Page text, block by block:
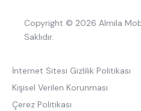
Copyright © 2026 Almila
Saklıdır.
İnternet Sitesi Gizlilik Politikası
Kişisel Verilen Korunması
Çerez Politikası